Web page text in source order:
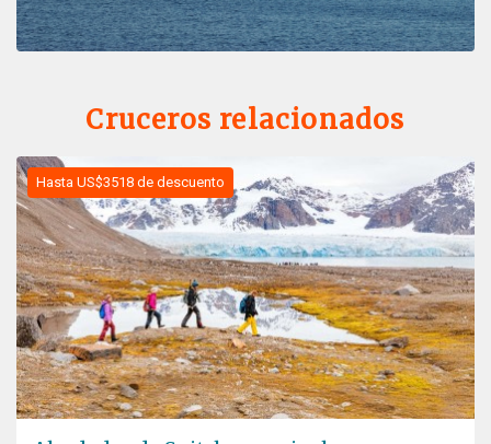
Cruceros relacionados
Hasta US$3518 de descuento